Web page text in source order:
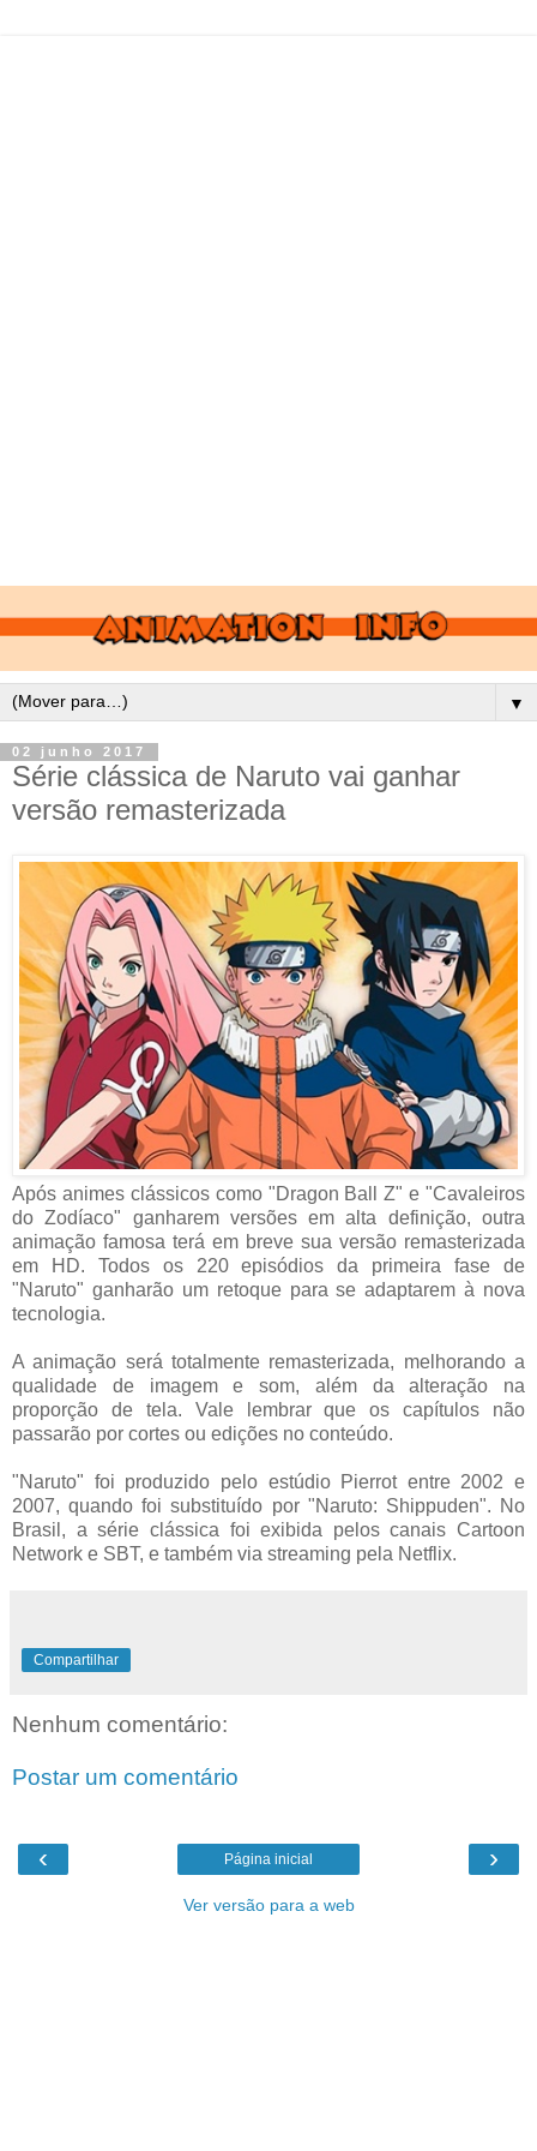
▼
02 junho 2017
Série clássica de Naruto vai ganhar
versão remasterizada
Após animes clássicos como "Dragon Ball Z" e "Cavaleiros
do Zodíaco" ganharem versões em alta definição, outra
animação famosa terá em breve sua versão remasterizada
em HD. Todos os 220 episódios da primeira fase de
"Naruto" ganharão um retoque para se adaptarem à nova
tecnologia.
A animação será totalmente remasterizada, melhorando a
qualidade de imagem e som, além da alteração na
proporção de tela. Vale lembrar que os capítulos não
passarão por cortes ou edições no conteúdo.
"Naruto" foi produzido pelo estúdio Pierrot entre 2002 e
2007, quando foi substituído por "Naruto: Shippuden". No
Brasil, a série clássica foi exibida pelos canais Cartoon
Network e SBT, e também via streaming pela Netflix.
Compartilhar
Nenhum comentário:
Postar um comentário
‹ ›
Página inicial
Ver versão para a web